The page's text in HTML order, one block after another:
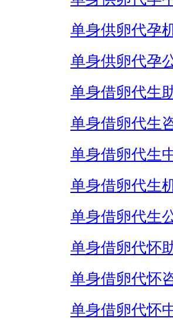
单身供卵代孕
单身供卵代孕
单身借卵代生
单身借卵代生
单身借卵代生
单身借卵代生
单身借卵代生
单身借卵代怀
单身借卵代怀
单身借卵代怀